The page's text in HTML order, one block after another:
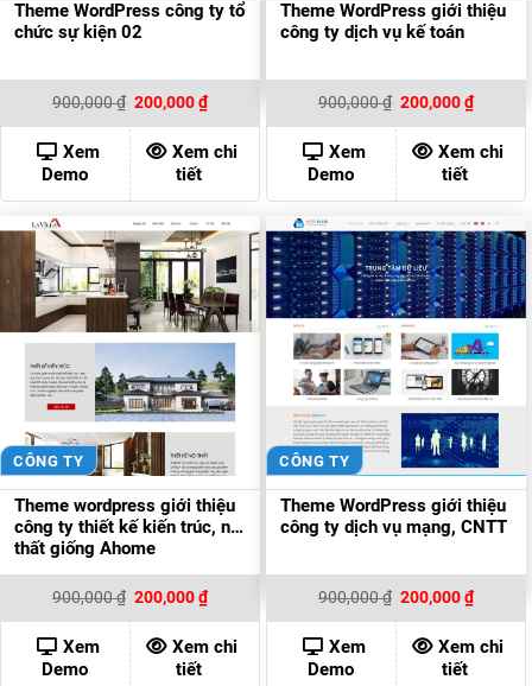
Theme WordPress công ty tổ
chức sự kiện 02
900,000₫ Giá
là:
900,000 ₫.
200,000₫Giá
hiện
tại
là:
200,000 ₫.
Xem
Demo
Xem chi
tiết
Theme WordPress giới thiệu
công ty dịch vụ kế toán
900,000₫ Giá
là:
900,000 ₫.
200,000₫Giá
hiện
tại
là:
Xem
Demo
Xem chi
tiết
CÔNG TY
Theme wordpress giới thiệu
công ty thiết kế kiến trúc, nội
thất giống Ahome
900,000₫ Giá
là:
900,000 ₫.
200,000₫Giá
hiện
tại
là:
200,000 ₫.
Xem
Demo
Xem chi
tiết
CÔNG TY
Theme WordPress giới thiệu
công ty dịch vụ mạng, CNTT
900,000₫ Giá
là:
900,000 ₫.
200,000₫Giá
hiện
tại
là:
Xem
Demo
Xem chi
tiết